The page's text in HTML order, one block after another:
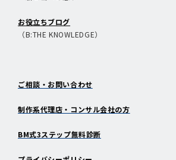
お役立ちブログ
（B:THE KNOWLEDGE）
ご相談・お問い合わせ
制作系代理店・コンサル会社の方
BM式3ステップ無料診断